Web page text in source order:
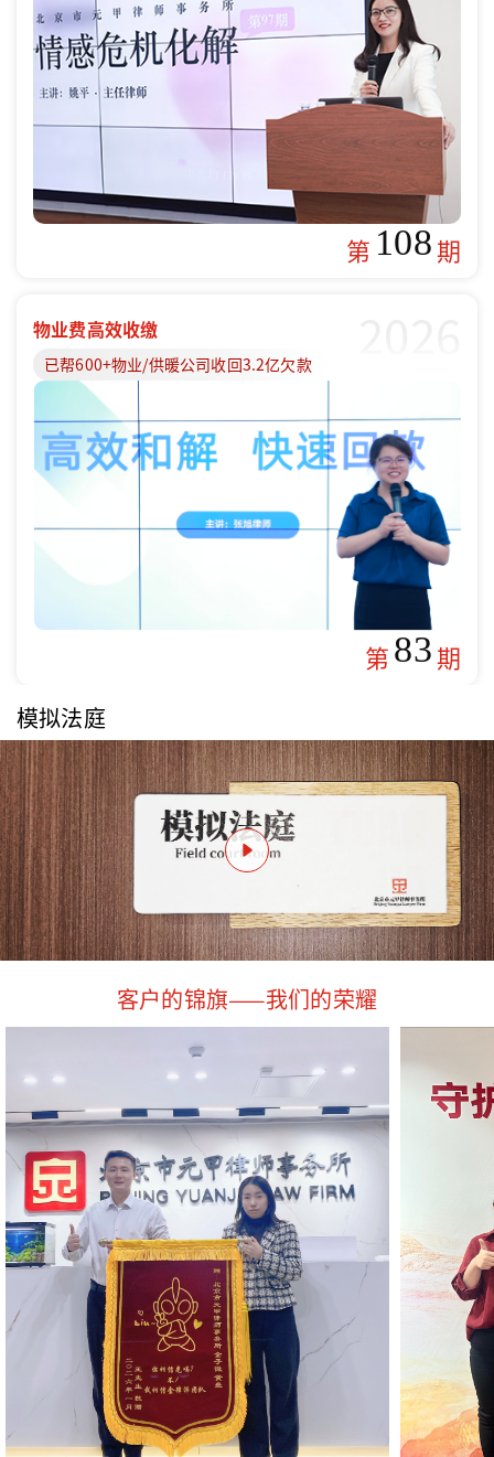
第 108期
物业费高效收缴
已帮600+物业/供暖公司收回3.2亿欠款
第83期
模拟法庭
客户的锦旗——我们的荣耀